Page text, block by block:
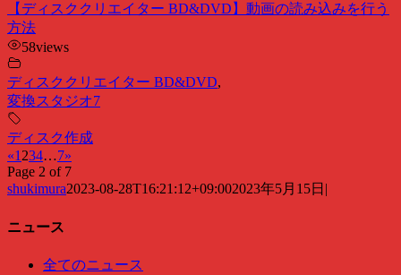
【ディスククリエイター BD&DVD】動画の読み込みを行う
方法
58views
ディスククリエイター BD&DVD,
変換スタジオ7
ディスク作成
«1234…7»
Page 2 of 7
shukimura2023-08-28T16:21:12+09:002023年5月15日
ニュース
全てのニュース